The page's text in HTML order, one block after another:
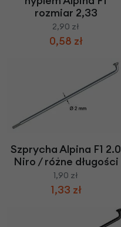
rozmiar 2,33
2,90 zł
0,58 zł
Szprycha Alpina F1 2.0
Niro / różne długości
1,90 zł
1,33 zł